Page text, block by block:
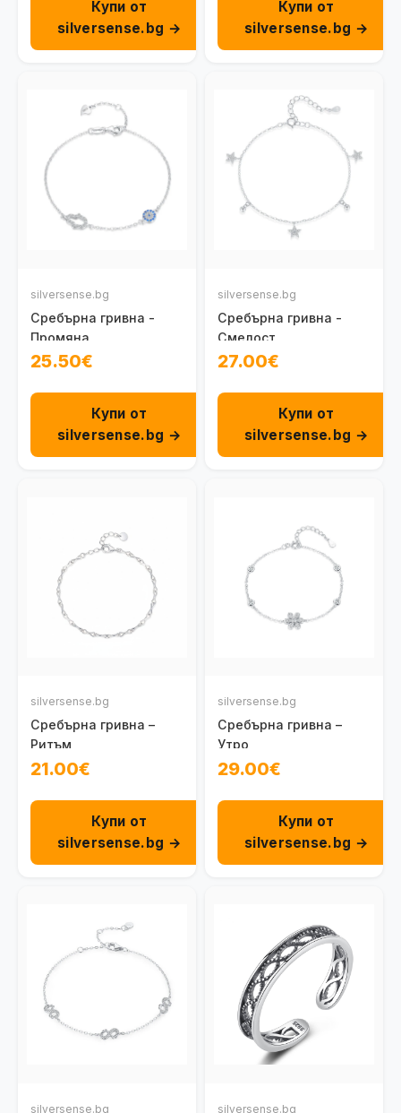
Купи от
silversense.bg →
Купи от
silversense.bg →
silversense.bg
Сребърна гривна -
Промяна
25.50€
Купи от
silversense.bg →
silversense.bg
Сребърна гривна -
Смелост
27.00€
Купи от
silversense.bg →
silversense.bg
Сребърна гривна –
Ритъм
21.00€
Купи от
silversense.bg →
silversense.bg
Сребърна гривна –
Утро
29.00€
Купи от
silversense.bg →
silversense.bg silversense.bg